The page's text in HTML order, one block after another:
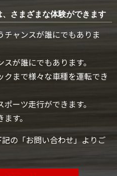
さまざまな体験ができます
ャンスが誰にでもありま
が誰にでもあります。
まで様々な車種を運転でき
ーツ走行ができます。
す。
の「お問い合わせ」よりご